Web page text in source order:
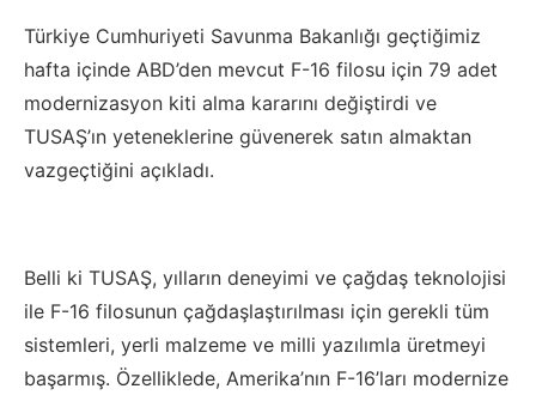
Türkiye Cumhuriyeti Savunma Bakanlığı geçtiğimiz
hafta içinde ABD’den mevcut F-16 filosu için 79 adet
modernizasyon kiti alma kararını değiştirdi ve
TUSAŞ’ın yeteneklerine güvenerek satın almaktan
vazgeçtiğini açıkladı.
Belli ki TUSAŞ, yılların deneyimi ve çağdaş teknolojisi
ile F-16 filosunun çağdaşlaştırılması için gerekli tüm
sistemleri, yerli malzeme ve milli yazılımla üretmeyi
başarmış. Özelliklede, Amerika’nın F-16’ları modernize